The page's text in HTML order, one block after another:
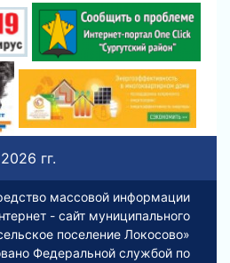
гг.
массовой информации
- сайт муниципального
поселение Локосово»
Федеральной службой по